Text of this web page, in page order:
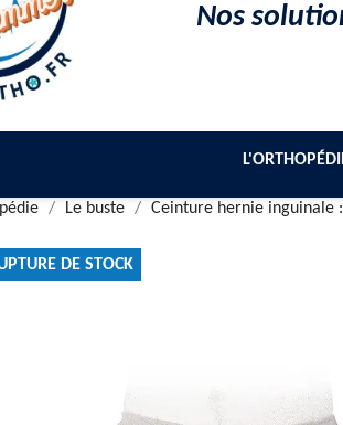
Nos
Le buste Ceinture hernie inguinale
DE STOCK